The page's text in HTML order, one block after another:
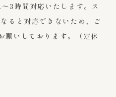
3時間対応いたします。ス
ると対応できないため、ご
願いしております。（定休